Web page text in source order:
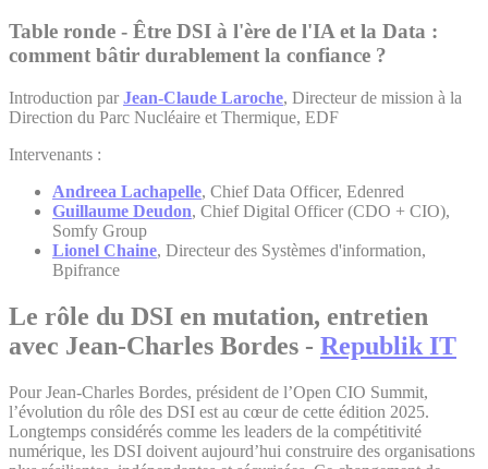
Table ronde - Être DSI à l'ère de l'IA et la Data :
comment bâtir durablement la confiance ?
Introduction par Jean-Claude Laroche, Directeur de mission à la
Direction du Parc Nucléaire et Thermique, EDF
Intervenants :
Andreea Lachapelle, Chief Data Officer, Edenred
Guillaume Deudon, Chief Digital Officer (CDO + CIO),
Somfy Group
Lionel Chaine, Directeur des Systèmes d'information,
Bpifrance
Le rôle du DSI en mutation, entretien
avec Jean-Charles Bordes - Republik IT
Pour Jean-Charles Bordes, président de l’Open CIO Summit,
l’évolution du rôle des DSI est au cœur de cette édition 2025.
Longtemps considérés comme les leaders de la compétitivité
numérique, les DSI doivent aujourd’hui construire des organisations